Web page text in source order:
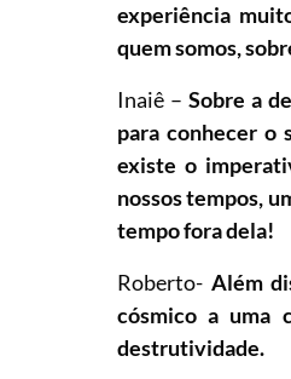
experiência
quem somos,
Inaiê –Sobre a
para conhecer o
existe o
nossos tempos,
tempo fora dela!
Roberto- Além
cósmico a uma
destrutividade.